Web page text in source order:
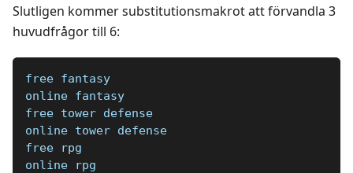
Slutligen kommer substitutionsmakrot att förvandla 3
huvudfrågor till 6:
free fantasy
online fantasy
free tower defense
online tower defense
free rpg
online rpg